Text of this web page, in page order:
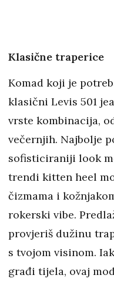
Klasične traperice
Komad koji je
klasični Levis 501
vrste kombinacija,
večernjih. Najbolje
sofisticiraniji look
trendi kitten heel
čizmama i
rokerski vibe.
provjeriš dužinu
s tvojom visinom.
građi tijela, ovaj